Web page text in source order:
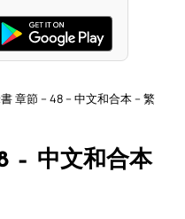
章節 – 48 – 中文和合本 – 繁
– 中文和合本